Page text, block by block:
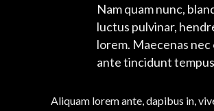
Nam quam nunc,
luctus pulvinar,
lorem. Maecenas nec
ante tincidunt
Aliquam lorem ante, dapibus in,